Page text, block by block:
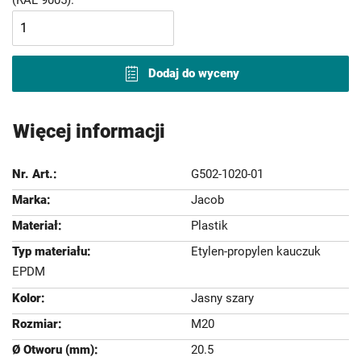
Dodaj do wyceny
Więcej informacji
G502-1020-01
Jacob
Plastik
Etylen-propylen kauczuk
EPDM
Jasny szary
M20
20.5